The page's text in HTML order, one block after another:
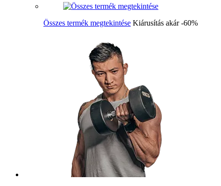
Összes termék megtekintése Kiárusítás akár -60%